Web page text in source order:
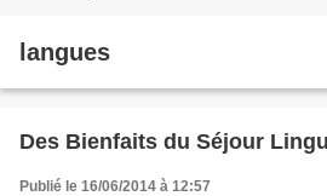
langues
Des Bienfaits du Séjour
Publié le 16/06/2014 à 12:57